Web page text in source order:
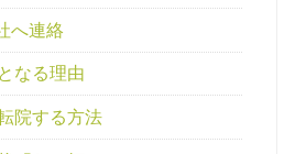
へ連絡
なる理由
院する方法